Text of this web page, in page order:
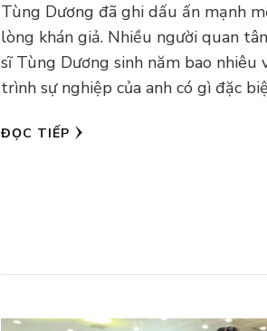
Tùng Dương đã ghi dấu ấn mạnh
lòng khán giả. Nhiều người quan
sĩ Tùng Dương sinh năm bao nhiêu
trình sự nghiệp của anh có gì đặc
ĐỌC TIẾP